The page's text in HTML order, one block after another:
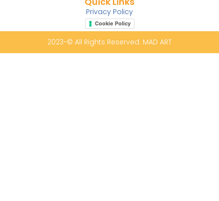
Privacy Policy
Cookie Policy
2023-© All Rights Reserved. MAD ART